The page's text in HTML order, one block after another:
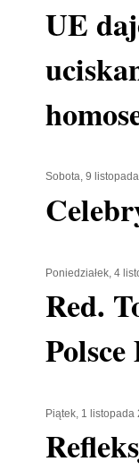
UE
Sobota, 9
Poniedziałek, 4
Red.
Piątek, 1 listopada